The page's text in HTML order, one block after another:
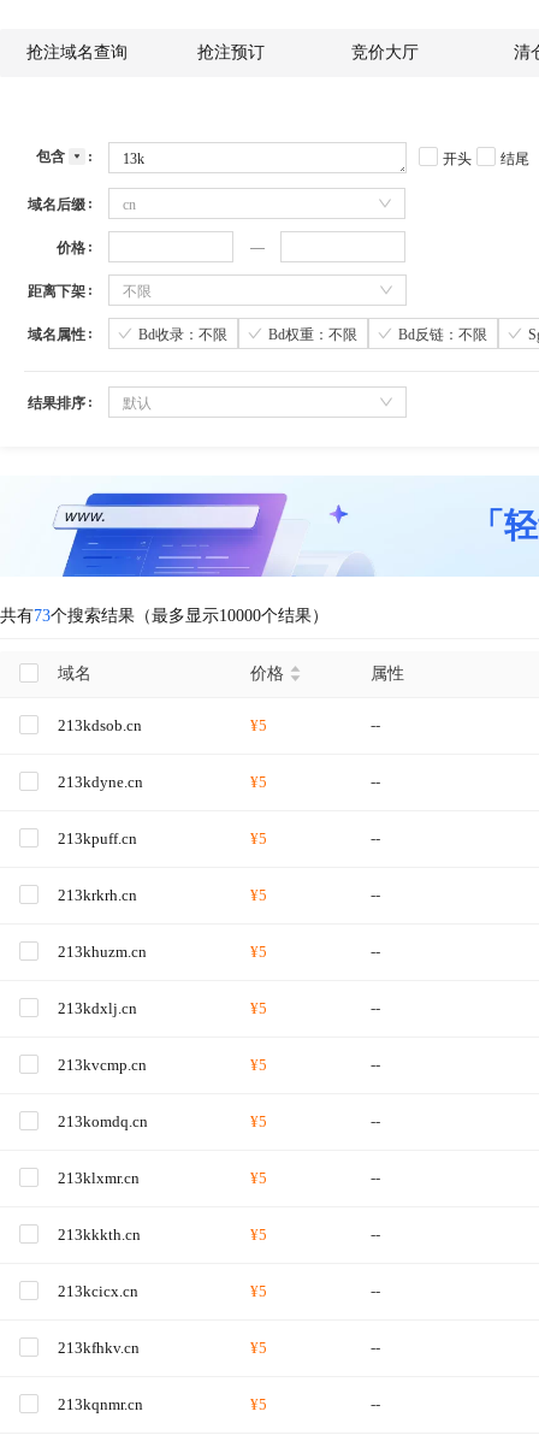
抢注域名查询 抢注预订 竞价大厅 清
包含 开头 结尾
域名后缀 cn
价格
距离下架 不限
域名属性 Bd收录：不限 Bd权重：不限 Bd反链：不限
结果排序 默认
「
共有73个搜索结果（最多显示10000个结果）
域名 价格 属性
213kdsob.cn ¥5 --
213kdyne.cn ¥5 --
213kpuff.cn ¥5 --
213krkrh.cn ¥5 --
213khuzm.cn ¥5 --
213kdxlj.cn ¥5 --
213kvcmp.cn ¥5 --
213komdq.cn ¥5 --
213klxmr.cn ¥5 --
213kkkth.cn ¥5 --
213kcicx.cn ¥5 --
213kfhkv.cn ¥5 --
213kqnmr.cn ¥5 --